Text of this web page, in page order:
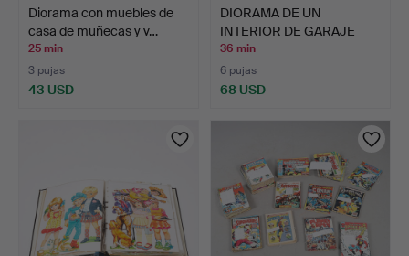
Diorama con muebles de
casa de muñecas y v…
25 min
3 pujas
43 USD
DIORAMA DE UN
INTERIOR DE GARAJE
CON MODEL…
36 min
6 pujas
68 USD